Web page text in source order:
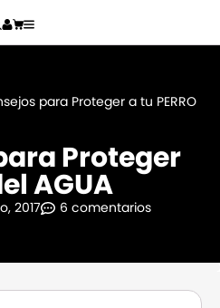
para Proteger a tu PERRO
Proteger
AGUA
2017 6 comentarios